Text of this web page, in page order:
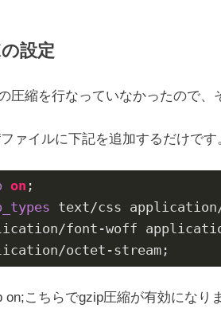
設定
圧縮を行なっていなかったので、
ァイルに下記を追加するだけです
on
text/css
font-woff
octet-stream;
on;こちらでgzip圧縮が有効になり